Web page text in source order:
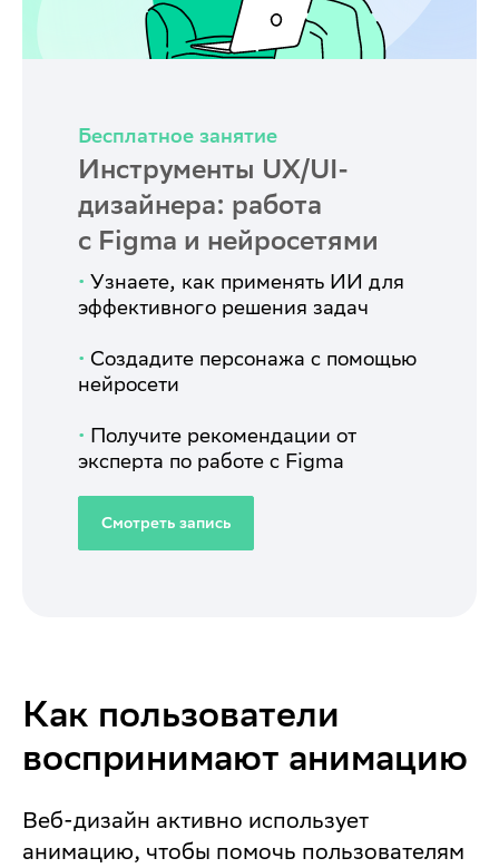
Бесплатное занятие
Инструменты UX/UI-
дизайнера: работа
с Figma и нейросетями
• Узнаете, как применять ИИ для
эффективного решения задач
• Создадите персонажа с помощью
нейросети
• Получите рекомендации от
эксперта по работе с Figma
Смотреть запись
Как пользователи
воспринимают анимацию
Веб-дизайн активно использует
анимацию, чтобы помочь пользователям